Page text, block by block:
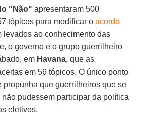
"Não" apresentaram 500
tópicos para modificar oacordo
levados ao conhecimento das
o governo e o grupo guerrilheiro
em Havana, que as
em 56 tópicos. O único ponto
propunha que guerrilheiros que se
pudessem participar da política
eletivos.